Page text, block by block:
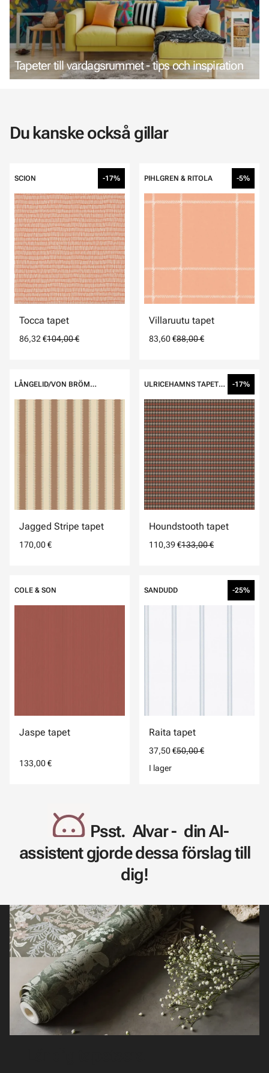
Tapeter till vardagsrummet - tips och inspiration
Du kanske också gillar
SCION -17%
Tocca tapet
86,32 €104,00 €
PIHLGREN & RITOLA -5%
Villaruutu tapet
83,60 €88,00 €
LÅNGELID/VON BRÖMSSEN
Jagged Stripe tapet
170,00 €
ULRICEHAMNS TAPETFABRIK -17%
Houndstooth tapet
110,39 €133,00 €
COLE & SON
Jaspe tapet
133,00 €
SANDUDD -25%
Raita tapet
37,50 €50,00 €
I lager
Psst. Alvar - din AI-
assistent gjorde dessa förslag till
dig!